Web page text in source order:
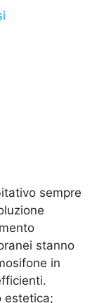
sempre
stanno
in
estetica;